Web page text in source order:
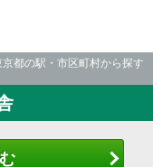
京都の駅・市区町村から探す